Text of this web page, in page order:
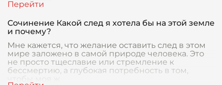
Сочинение Какой след я хотела бы на этой земле
и почему?
Мне кажется, что желание оставить след в этом
мире заложено в самой природе человека. Это
не просто тщеславие или стремление к
бессмертию, а глубокая потребность в том,
чтобы моя ж